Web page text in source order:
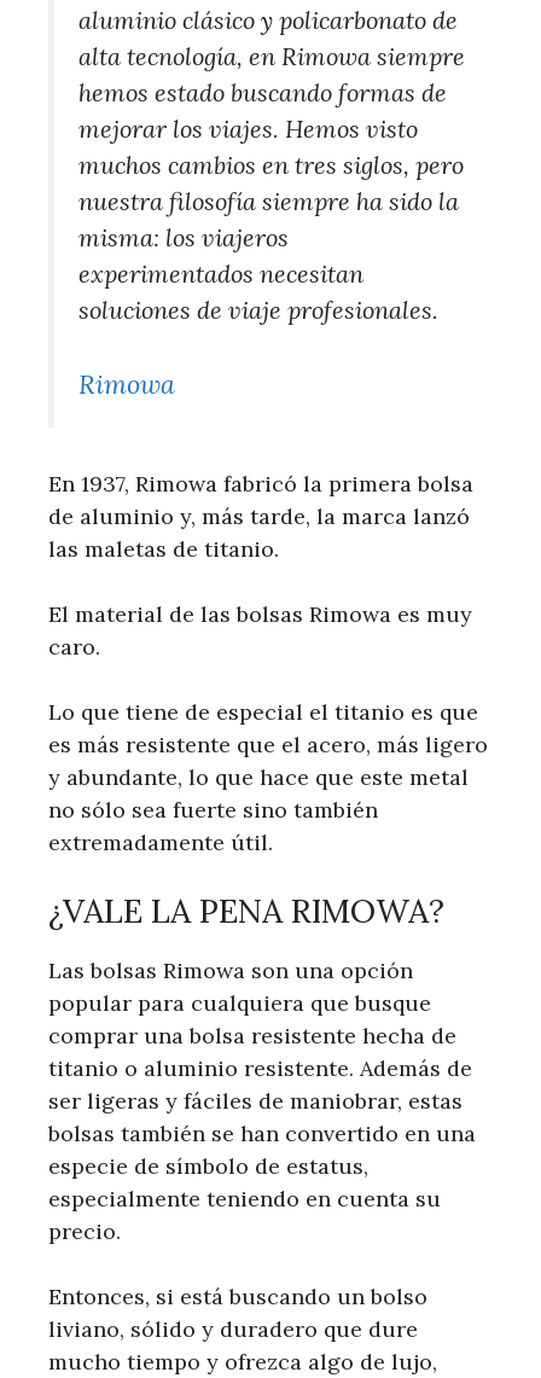
aluminio clásico y policarbonato de
alta tecnología, en Rimowa siempre
hemos estado buscando formas de
mejorar los viajes. Hemos visto
muchos cambios en tres siglos, pero
nuestra filosofía siempre ha sido la
misma: los viajeros
experimentados necesitan
soluciones de viaje profesionales.
Rimowa
En 1937, Rimowa fabricó la primera bolsa
de aluminio y, más tarde, la marca lanzó
las maletas de titanio.
El material de las bolsas Rimowa es muy
caro.
Lo que tiene de especial el titanio es que
es más resistente que el acero, más ligero
y abundante, lo que hace que este metal
no sólo sea fuerte sino también
extremadamente útil.
¿VALE LA PENA RIMOWA?
Las bolsas Rimowa son una opción
popular para cualquiera que busque
comprar una bolsa resistente hecha de
titanio o aluminio resistente. Además de
ser ligeras y fáciles de maniobrar, estas
bolsas también se han convertido en una
especie de símbolo de estatus,
especialmente teniendo en cuenta su
precio.
Entonces, si está buscando un bolso
liviano, sólido y duradero que dure
mucho tiempo y ofrezca algo de lujo,